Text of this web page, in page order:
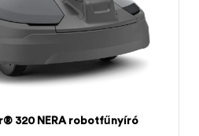
320 NERA robotfűnyíró